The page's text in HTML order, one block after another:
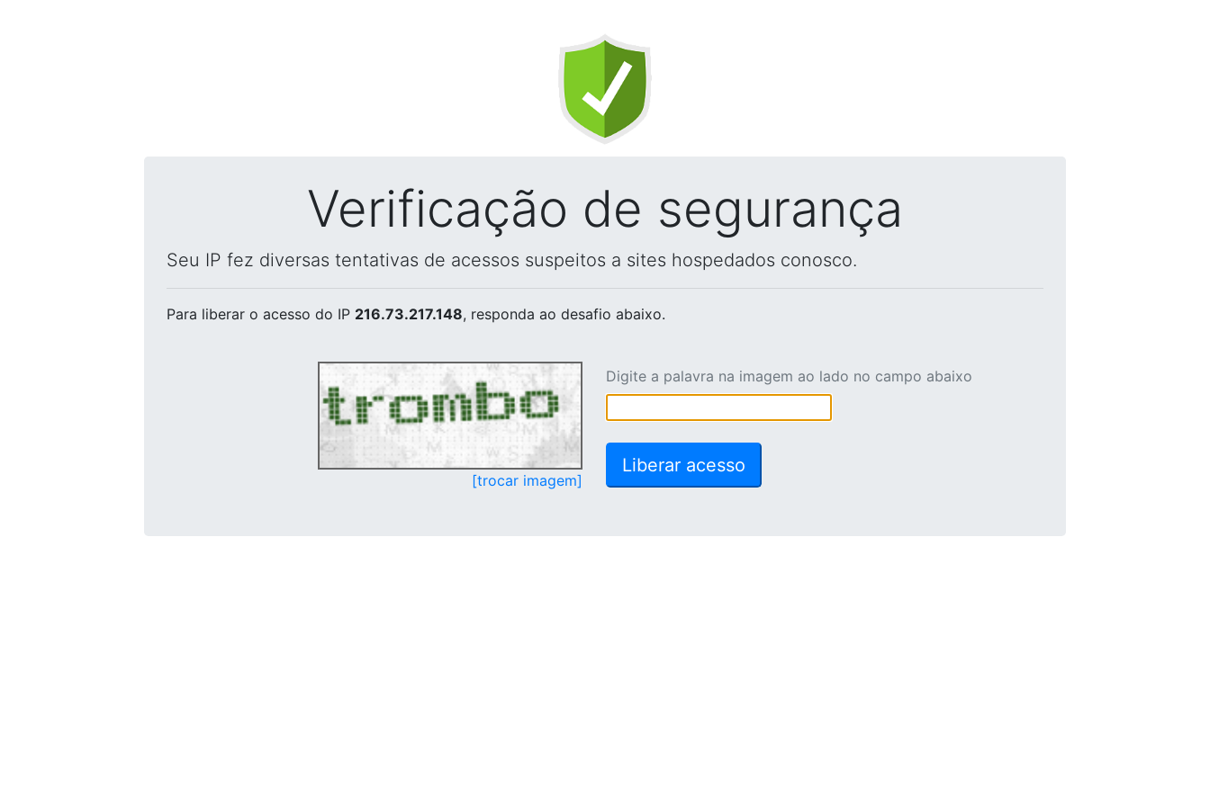
Verificação de segurança
Seu IP fez diversas tentativas de acessos suspeitos a sites hospedados conosco.
Para liberar o acesso do IP 216.73.217.148, responda ao desafio abaixo.
[trocar imagem]
Digite a palavra na imagem ao lado no campo abaixo